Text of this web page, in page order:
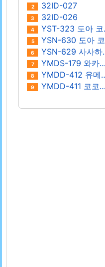
나츠
2 32ID-027
3 32ID-026
4 YST-323 도아 코토네
5 YSN-630 도아 코토네
6 YSN-629 사사하라 우라라
7 YMDS-179 와카미야 호노
8 YMDD-412 유메리 리카
9 YMDD-411 코코노이 스나오